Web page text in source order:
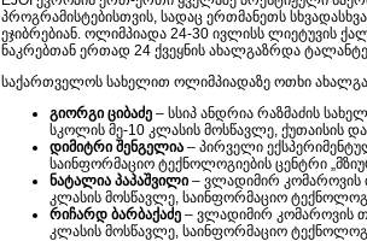
პროგრამისტებისთვის, სადაც ერთმანეთს
ეჯიბრებიან. ოლიმპიადა 24-30 ივლისს ლიეტუვის
ნაკრებთან ერთად 24 ქვეყნის ახალგაზრდა
საქართველოს სახელით ოლიმპიადაზე ოთხი
გიორგი ციბაძე – სსიპ ანდრია რაზმაძის
სკოლის მე-10 კლასის მოსწავლე, ქუთაისის
დიმიტრი შენგელია – პირველი
საინფორმაციო ტექნოლოგიების ცენტრი
ნატალია პაპაშვილი – ვლადიმირ კომაროვის
კლასის მოსწავლე, საინფორმაციო
რიჩარდ ბარბაქაძე – ვლადიმირ კომაროვის
კლასის მოსწავლე, საინფორმაციო